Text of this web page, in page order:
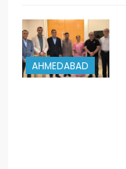
AHMEDABAD